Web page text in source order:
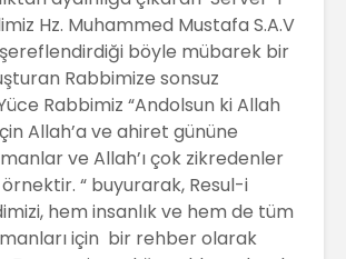
A
p
p
Hz. Muhammed Mustafa S.A.V
şereflendirdiği böyle mübarek bir
Rabbimize sonsuz
Rabbimiz “Andolsun ki Allah
Allah’a ve ahiret gününe
ve Allah’ı çok zikredenler
“ buyurarak, Resul-i
hem insanlık ve hem de tüm
için bir rehber olarak